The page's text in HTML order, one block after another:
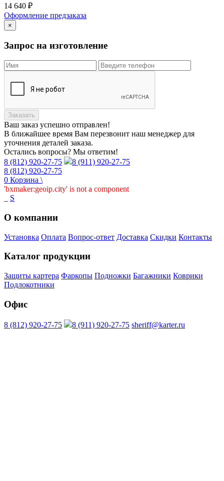
14 640 ₽
Оформление предзаказа
×
Запрос на изготовление
Заказать
Ваш заказ успешно отправлен!
В ближайшее время Вам перезвонит наш менеджер для
уточнения деталей заказа.
Остались вопросы? Мы ответим!
8 (812) 920-27-75
8 (911) 920-27-75
8 (812) 920-27-75
0 Корзина \
'bxmaker:geoip.city' is not a component
S
О компании
Установка Оплата Вопрос-ответ Доставка Скидки Контакты
Каталог продукции
Защиты картера Фаркопы Подножки Багажники Коврики
Подлокотники
Офис
8 (812) 920-27-75 8 (911) 920-27-75 sheriff@karter.ru